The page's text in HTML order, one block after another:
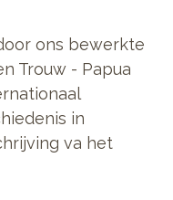
ons bewerkte
Trouw - Papua
in
va het